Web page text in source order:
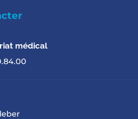
médical